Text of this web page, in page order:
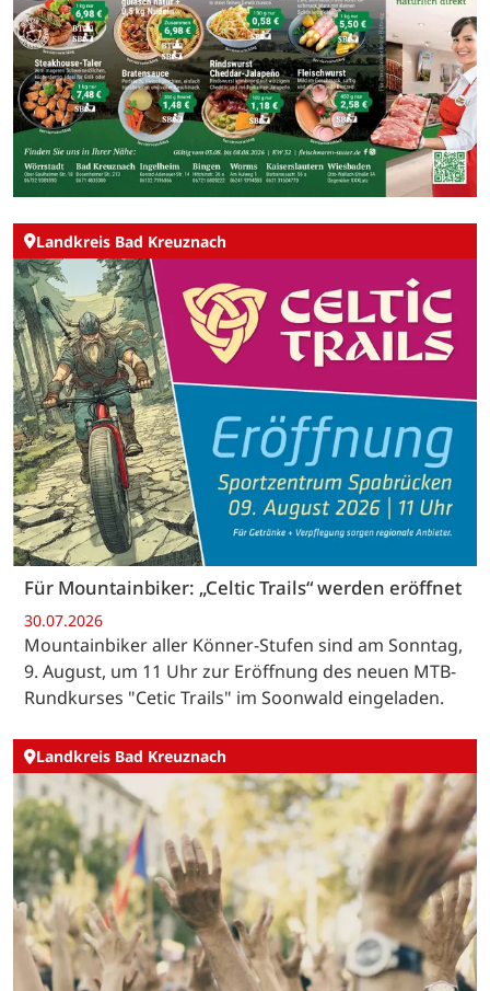
Landkreis Bad Kreuznach
Für Mountainbiker: „Celtic Trails“ werden eröffnet
30.07.2026
Mountainbiker aller Könner-Stufen sind am Sonntag,
9. August, um 11 Uhr zur Eröffnung des neuen MTB-
Rundkurses "Cetic Trails" im Soonwald eingeladen.
Landkreis Bad Kreuznach